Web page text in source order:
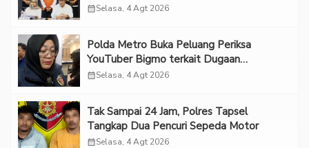
calendar_monthSelasa, 4 Agt 2026
Polda Metro Buka Peluang Periksa
YouTuber Bigmo terkait Dugaan
Eksploitasi Anak
calendar_monthSelasa, 4 Agt 2026
Tak Sampai 24 Jam, Polres Tapsel
Tangkap Dua Pencuri Sepeda Motor
calendar_monthSelasa, 4 Agt 2026